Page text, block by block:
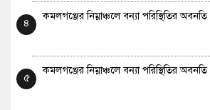
৪
কমলগঞ্জের নিম্নাঞ্চলে বন্যা পরিস্থিতির অবনতি
৫
কমলগঞ্জের নিম্নাঞ্চলে বন্যা পরিস্থিতির অবনতি